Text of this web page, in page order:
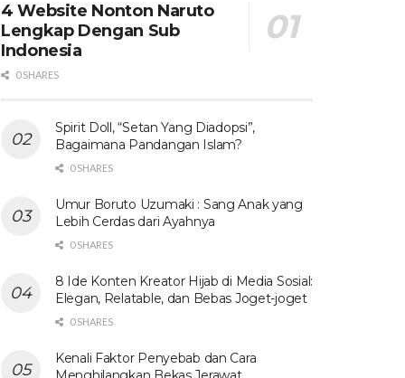
4 Website Nonton Naruto
Lengkap Dengan Sub
Indonesia
0 SHARES
Spirit Doll, “Setan Yang Diadopsi”,
Bagaimana Pandangan Islam?
0 SHARES
Umur Boruto Uzumaki : Sang Anak yang
Lebih Cerdas dari Ayahnya
0 SHARES
8 Ide Konten Kreator Hijab di Media Sosial:
Elegan, Relatable, dan Bebas Joget-joget
0 SHARES
Kenali Faktor Penyebab dan Cara